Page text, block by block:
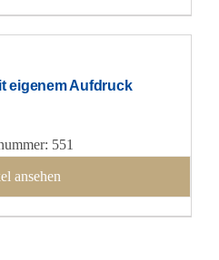
eigenem Aufdruck
551
ansehen